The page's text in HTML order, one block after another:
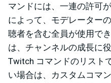
マンドには、一連の許可
によって、モデレーター
聴者を含む全員が使用で
は、チャンネルの成長に
Twitch コマンドのリスト
い場合は、カスタムコマ